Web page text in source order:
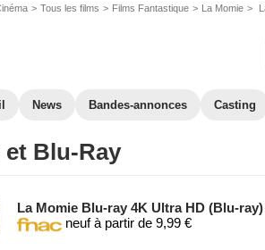
Tous les films Films Fantastique La Momie
News Bandes-annonces Casting
et Blu-Ray
La Momie Blu-ray 4K Ultra HD (Blu-ray)
neuf à partir de 9,99 €